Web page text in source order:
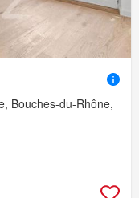
Bouches-du-Rhône,